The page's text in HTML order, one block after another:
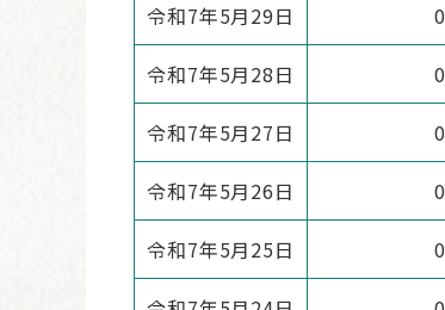
令和7年5月29日
令和7年5月28日
令和7年5月27日
令和7年5月26日
令和7年5月25日